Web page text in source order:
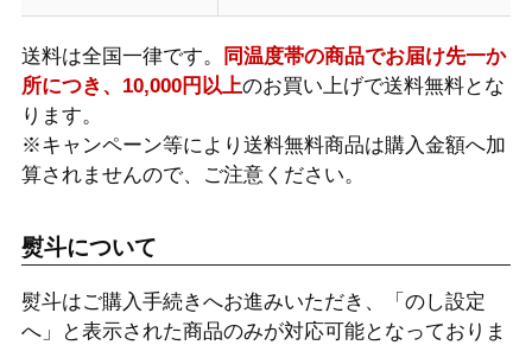
送料は全国一律です。
同温度帯の商品でお届け先一か
所につき、10,000円以上のお買い上げで送料無料とな
ります。
※キャンペーン等により送料無料商品は購入金額へ加
算されませんので、ご注意ください。
熨斗について
熨斗はご購入手続きへお進みいただき、「のし設定
へ」と表示された商品のみが対応可能となっておりま